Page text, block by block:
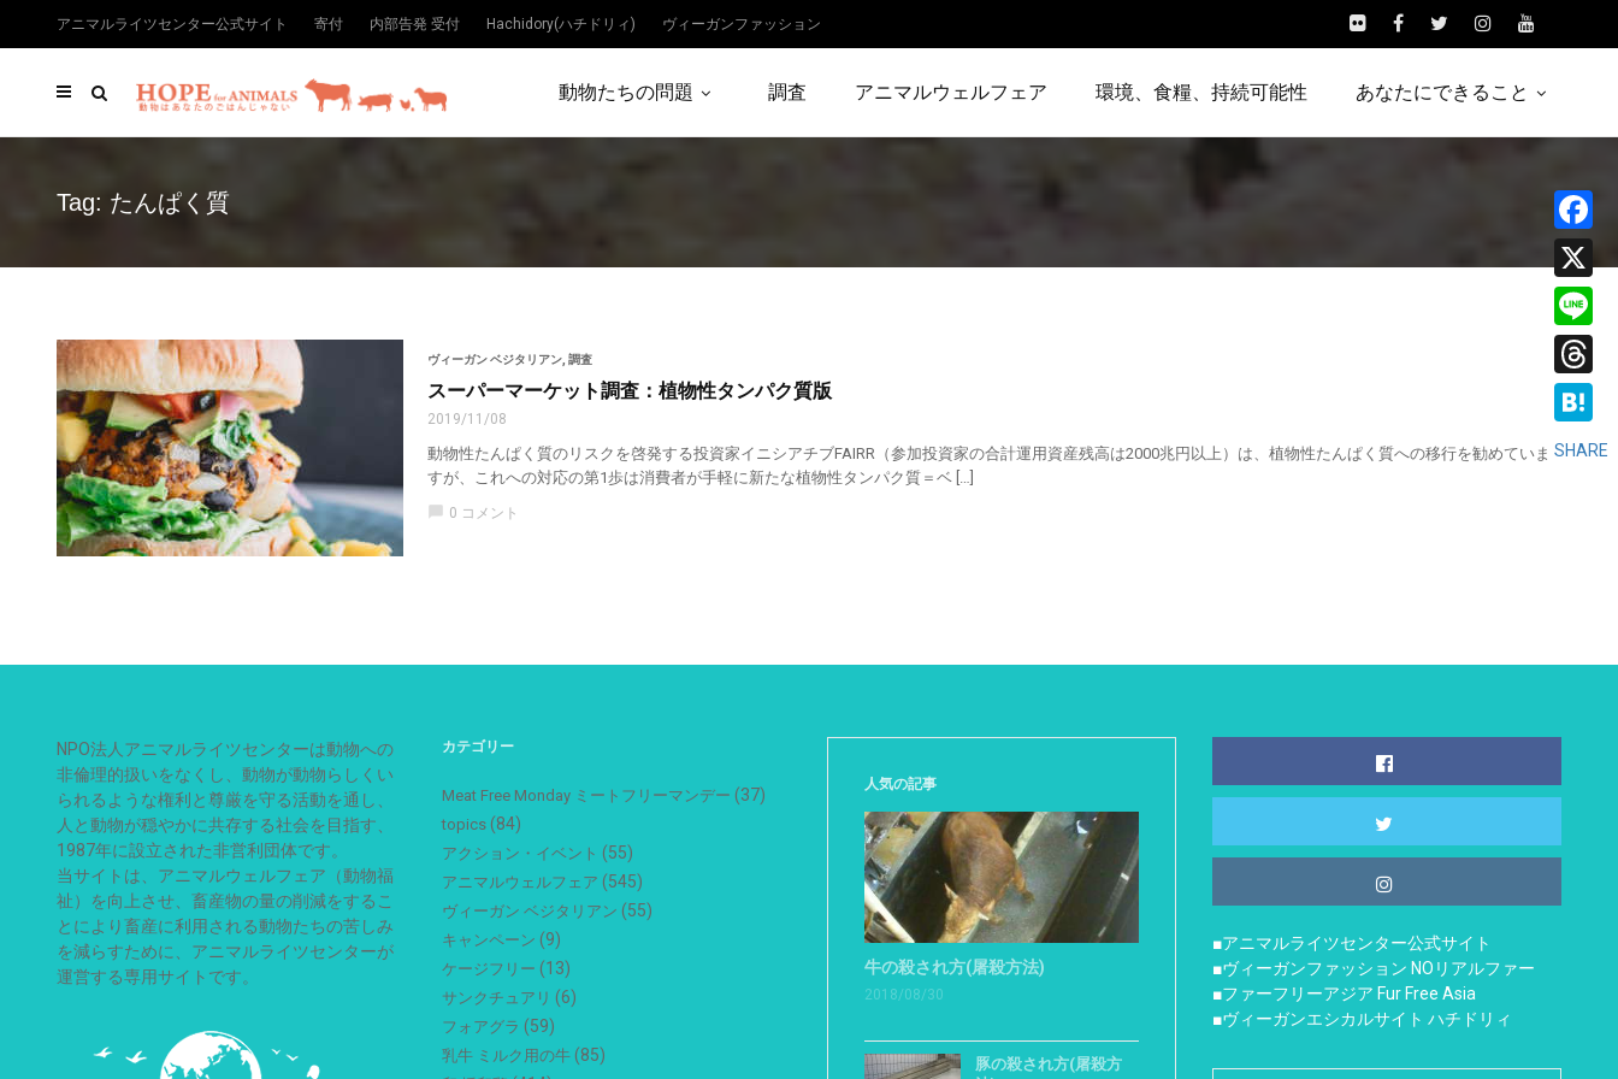
動物たちの問題 調査 アニマルウェルフェア 環境、食糧、持続可能性 あなたにできること
アニマルライツセンター公式サイト 寄付 内部告発 受付 Hachidory(ハチドリィ) ヴィーガンファッション
Tag: たんぱく質
ヴィーガン ベジタリアン 調査
スーパーマーケット調査：植物性タンパク質版
2019/11/08
動物性たんぱく質のリスクを啓発する投資家イニシアチブFAIRR（参加投資家の合計運用資産残高は2000兆円以上）は、植物性たんぱく質への移行を勧めていま
すが、これへの対応の第1歩は消費者が手軽に新たな植物性タンパク質＝ベ […]
chat_bubble 0 コメント
NPO法人アニマルライツセンターは動物への
非倫理的扱いをなくし、動物が動物らしくい
られるような権利と尊厳を守る活動を通し、
人と動物が穏やかに共存する社会を目指す、
1987年に設立された非営利団体です。
当サイトは、アニマルウェルフェア（動物福
祉）を向上させ、畜産物の量の削減をするこ
とにより畜産に利用される動物たちの苦しみ
を減らすために、アニマルライツセンターが
運営する専用サイトです。
カテゴリー
Meat Free Monday ミートフリーマンデー (37)
topics (84)
アクション・イベント (55)
アニマルウェルフェア (545)
ヴィーガン ベジタリアン (55)
キャンペーン (9)
ケージフリー (13)
サンクチュアリ (6)
フォアグラ (59)
乳牛 ミルク用の牛 (85)
人気の記事
牛の殺され方(屠殺方法)
2018/08/30
豚の殺され方(屠殺方
■アニマルライツセンター公式サイト
■ヴィーガンファッション NOリアルファー
■ファーフリーアジア Fur Free Asia
■ヴィーガンエシカルサイト ハチドリィ
X
Line
Threads
Hatena
SHARE